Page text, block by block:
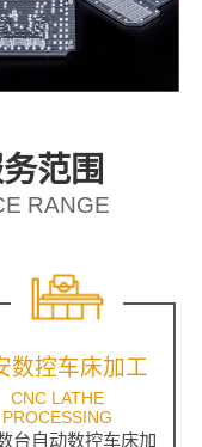
范围
RANGE
数控车床加工
CNC LATHE
PROCESSING
台自动数控车床加